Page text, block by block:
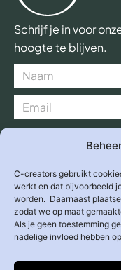
C-creators gebruikt
werkt en dat bijvoorbeeld
worden. Daarnaast
zodat we op maat
Als je geen toestemming
nadelige invloed hebben
Adres
Overhoeksplein 2
1031 KSAmsterdam
E-mail
Schrijf je in voor
hoogte te blijven.